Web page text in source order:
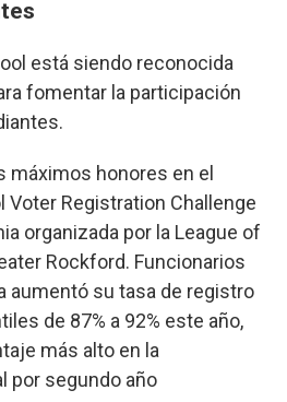
está siendo reconocida
fomentar la participación
máximos honores en el
Voter Registration Challenge
organizada por la League of
Rockford. Funcionarios
aumentó su tasa de registro
de 87% a 92% este año,
más alto en la
por segundo año